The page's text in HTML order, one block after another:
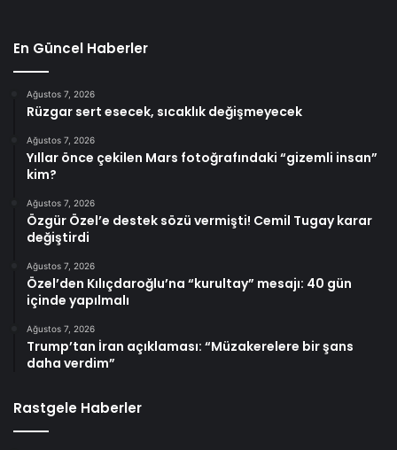
En Güncel Haberler
Ağustos 7, 2026
Rüzgar sert esecek, sıcaklık değişmeyecek
Ağustos 7, 2026
Yıllar önce çekilen Mars fotoğrafındaki “gizemli insan”
kim?
Ağustos 7, 2026
Özgür Özel’e destek sözü vermişti! Cemil Tugay karar
değiştirdi
Ağustos 7, 2026
Özel’den Kılıçdaroğlu’na “kurultay” mesajı: 40 gün
içinde yapılmalı
Ağustos 7, 2026
Trump’tan İran açıklaması: “Müzakerelere bir şans
daha verdim”
Rastgele Haberler